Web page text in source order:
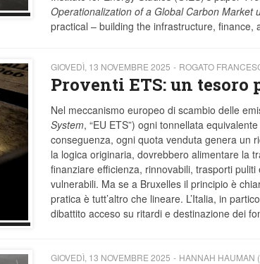
Operationalization of a Global Carbon Market
practical – building the infrastructure, finance,
GIOVEDÌ, 13 NOVEMBRE 2025 ROGATO
Proventi ETS: un tesoro
Nel meccanismo europeo di scambio delle
System, “EU ETS”) ogni tonnellata
conseguenza, ogni quota venduta genera un
la logica originaria, dovrebbero alimentare la
finanziare efficienza, rinnovabili, trasporti
vulnerabili. Ma se a Bruxelles il principio è
pratica è tutt’altro che lineare. L’Italia, in
dibattito acceso su ritardi e destinazione dei
GIOVEDÌ, 13 NOVEMBRE 2025
HANNAH HAUMAN